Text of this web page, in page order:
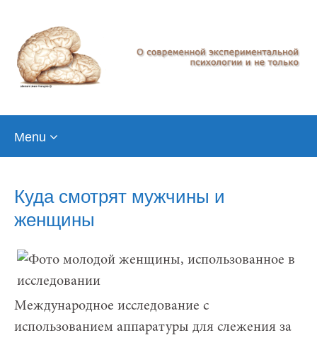
Menu
Куда смотрят мужчины и
женщины
Международное исследование с
использованием аппаратуры для слежения за